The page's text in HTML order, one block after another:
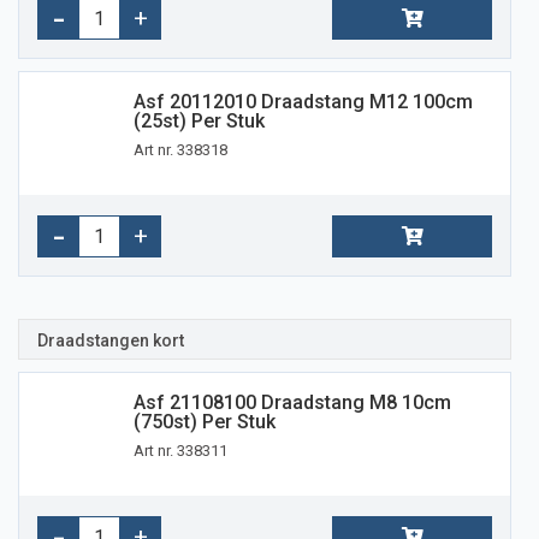
Asf 20112010 Draadstang M12 100cm
(25st) Per Stuk
Art nr. 338318
Draadstangen kort
Asf 21108100 Draadstang M8 10cm
(750st) Per Stuk
Art nr. 338311